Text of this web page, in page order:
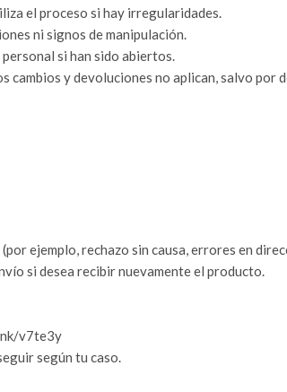
el proceso si hay irregularidades.
ni signos de manipulación.
si han sido abiertos.
cambios y devoluciones no aplican, salvo por
ejemplo, rechazo sin causa, errores en
si desea recibir nuevamente el producto.
v7te3y
según tu caso.